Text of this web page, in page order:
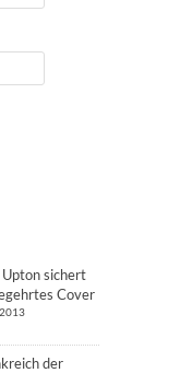
sichert
Cover
der